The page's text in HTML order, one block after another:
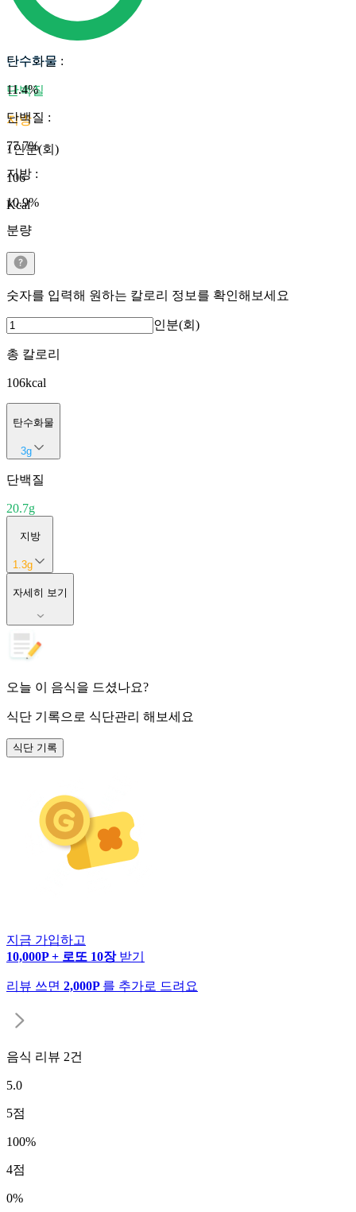
탄수화물
단백질
지방
1인분(회)
106
Kcal
탄수화물 :
11.4%
단백질 :
77.7%
지방 :
10.9%
분량
숫자를 입력해 원하는 칼로리 정보를 확인해보세요
인분(회)
총 칼로리
106kcal
탄수화물
3g
단백질
20.7g
지방
1.3g
자세히 보기
오늘 이 음식을 드셨나요?
식단 기록으로 식단관리 해보세요
식단 기록
지금 가입하고
10,000P + 로또 10장 받기
리뷰 쓰면 2,000P 를 추가로 드려요
음식 리뷰 2건
5.0
5점
100%
4점
0%